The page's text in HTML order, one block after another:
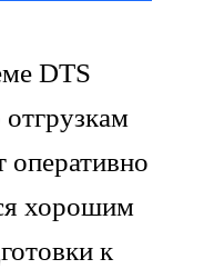
DTS
оперативно
хорошим
к